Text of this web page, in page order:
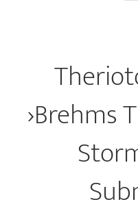
›Brehms